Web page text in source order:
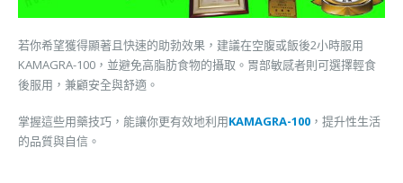
若你希望獲得顯著且快速的助勃效果，建議在空腹或飯後2小時服用
KAMAGRA-100，並避免高脂肪食物的攝取。胃部敏感者則可選擇輕食
後服用，兼顧安全與舒適。
掌握這些用藥技巧，能讓你更有效地利用KAMAGRA-100 ，提升性生活
的品質與自信。